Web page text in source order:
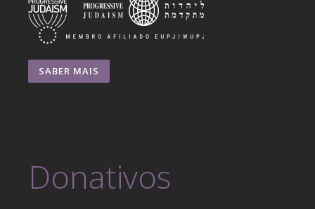
SABER MAIS
Donativos